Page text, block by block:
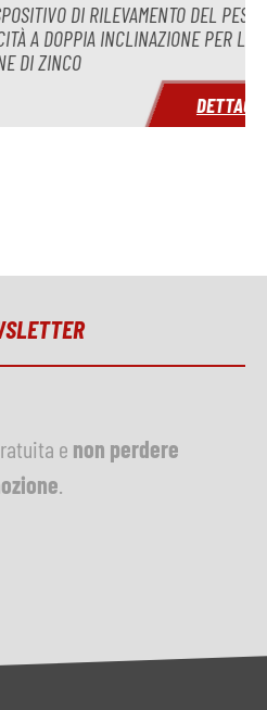
DI RILEVAMENTO DEL PESO
DOPPIA INCLINAZIONE PER LA
DETTAGLI
e non perdere